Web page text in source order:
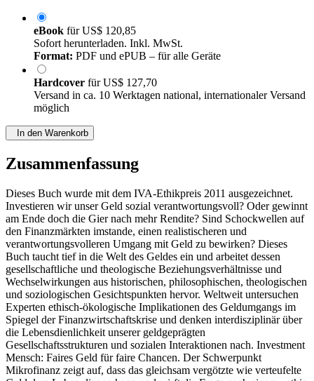
eBook fürUS$ 120,85
Sofort herunterladen. Inkl. MwSt.
Format: PDF und ePUB – für alle Geräte
Hardcover fürUS$ 127,70
Versand in ca. 10 Werktagen national, internationaler Versand
möglich
In den Warenkorb
Zusammenfassung
Dieses Buch wurde mit dem IVA-Ethikpreis 2011 ausgezeichnet.
Investieren wir unser Geld sozial verantwortungsvoll? Oder gewinnt
am Ende doch die Gier nach mehr Rendite? Sind Schockwellen auf
den Finanzmärkten imstande, einen realistischeren und
verantwortungsvolleren Umgang mit Geld zu bewirken? Dieses
Buch taucht tief in die Welt des Geldes ein und arbeitet dessen
gesellschaftliche und theologische Beziehungsverhältnisse und
Wechselwirkungen aus historischen, philosophischen, theologischen
und soziologischen Gesichtspunkten hervor. Weltweit untersuchen
Experten ethisch-ökologische Implikationen des Geldumgangs im
Spiegel der Finanzwirtschaftskrise und denken interdisziplinär über
die Lebensdienlichkeit unserer geldgeprägten
Gesellschaftsstrukturen und sozialen Interaktionen nach. Investment
Mensch: Faires Geld für faire Chancen. Der Schwerpunkt
Mikrofinanz zeigt auf, dass das gleichsam vergötzte wie verteufelte